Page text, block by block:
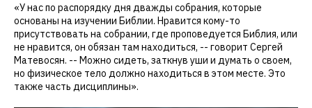
«У нас по распорядку дня дважды собрания, которые
основаны на изучении Библии. Нравится кому-то
присутствовать на собрании, где проповедуется Библия, или
не нравится, он обязан там находиться, -- говорит Сергей
Матевосян. -- Можно сидеть, заткнув уши и думать о своем,
но физическое тело должно находиться в этом месте. Это
также часть дисциплины».